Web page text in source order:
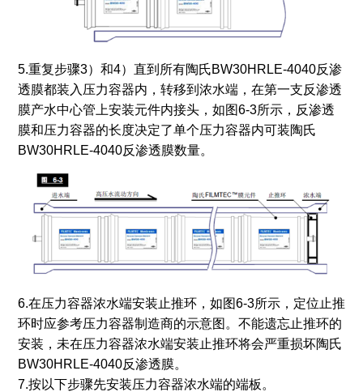
5.重复步骤3）和4）直到所有陶氏BW30HRLE-4040反渗
透膜都装入压力容器内，转移到浓水端，在第一支反渗透
膜产水中心管上安装元件内接头，如图6-3所示，反渗透
膜和压力容器的长度决定了单个压力容器内可装陶氏
BW30HRLE-4040反渗透膜数量。
6.在压力容器浓水端安装止推环，如图6-3所示，定位止推
环时应参考压力容器制造商的示意图。不能遗忘止推环的
安装，未在压力容器浓水端安装止推环将会严重损坏陶氏
BW30HRLE-4040反渗透膜。
7.按以下步骤先安装压力容器浓水端的端板。